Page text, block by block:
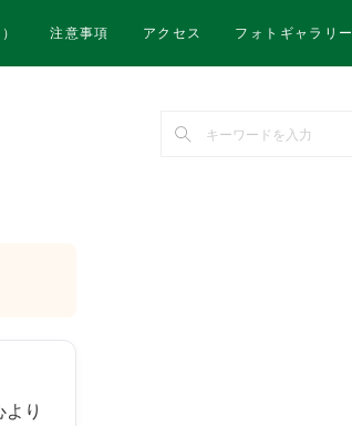
注意事項 アクセス フォトギャラリー